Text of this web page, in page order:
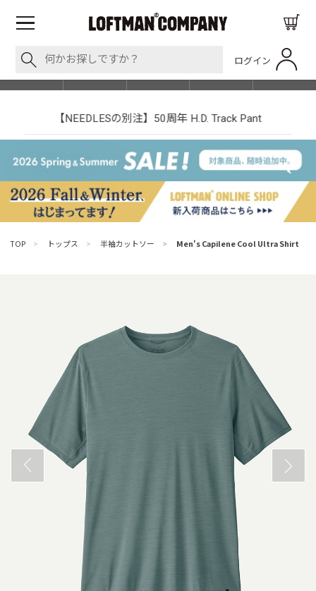
ログイン
SHOP LIST
【NEEDLESの別注】50周年 H.D. Track Pant
TOP > トップス > 半袖カットソー > Men's Capilene Cool Ultra Shirt